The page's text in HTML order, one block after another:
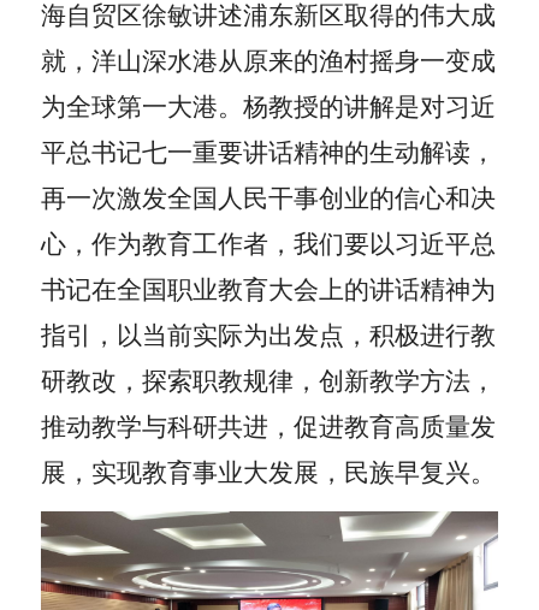
海自贸区徐敏讲述浦东新区取得的伟大成
就，洋山深水港从原来的渔村摇身一变成
为全球第一大港。杨教授的讲解是对习近
平总书记七一重要讲话精神的生动解读，
再一次激发全国人民干事创业的信心和决
心，作为教育工作者，我们要以习近平总
书记在全国职业教育大会上的讲话精神为
指引，以当前实际为出发点，积极进行教
研教改，探索职教规律，创新教学方法，
推动教学与科研共进，促进教育高质量发
展，实现教育事业大发展，民族早复兴。